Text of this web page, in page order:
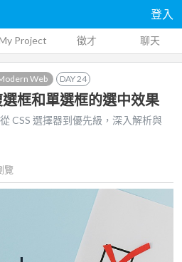
登入
Project 徵才 聊天
Web DAY24
框和單選框的選中效果
CSS 選擇器到優先級，深入解析與
覽